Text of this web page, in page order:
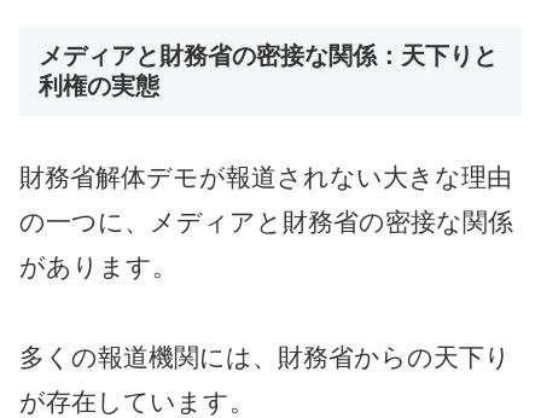
メディアと財務省の密接な関係：天下りと
利権の実態
財務省解体デモが報道されない大きな理由
の一つに、メディアと財務省の密接な関係
があります。
多くの報道機関には、財務省からの天下り
が存在しています。